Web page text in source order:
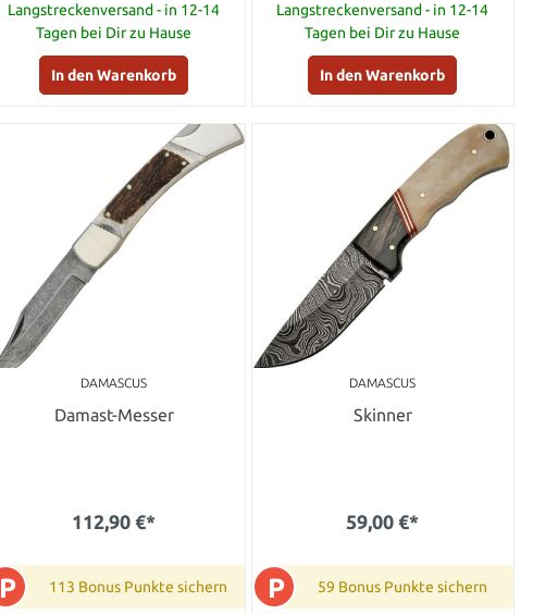
Langstreckenversand - in 12-14
Tagen bei Dir zu Hause
In den Warenkorb
Langstreckenversand - in 12-14
Tagen bei Dir zu Hause
In den Warenkorb
DAMASCUS
Damast-Messer
112,90 €*
P 113 Bonus Punkte sichern
DAMASCUS
Skinner
59,00 €*
P 59 Bonus Punkte sichern